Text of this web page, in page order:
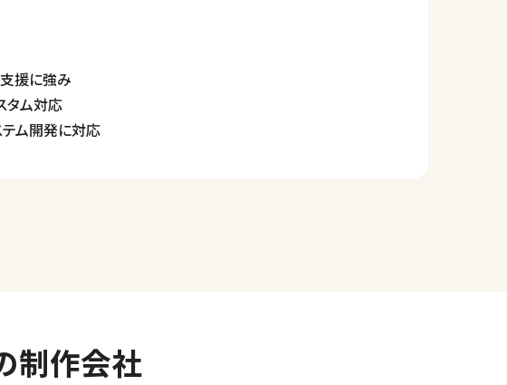
柔軟な対応と技術力で定評があります。
援に強み
タム対応
ム開発に対応
制作会社